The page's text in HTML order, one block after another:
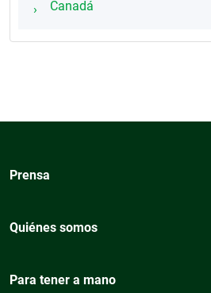
Canadá
Prensa
Quiénes somos
Para tener a mano